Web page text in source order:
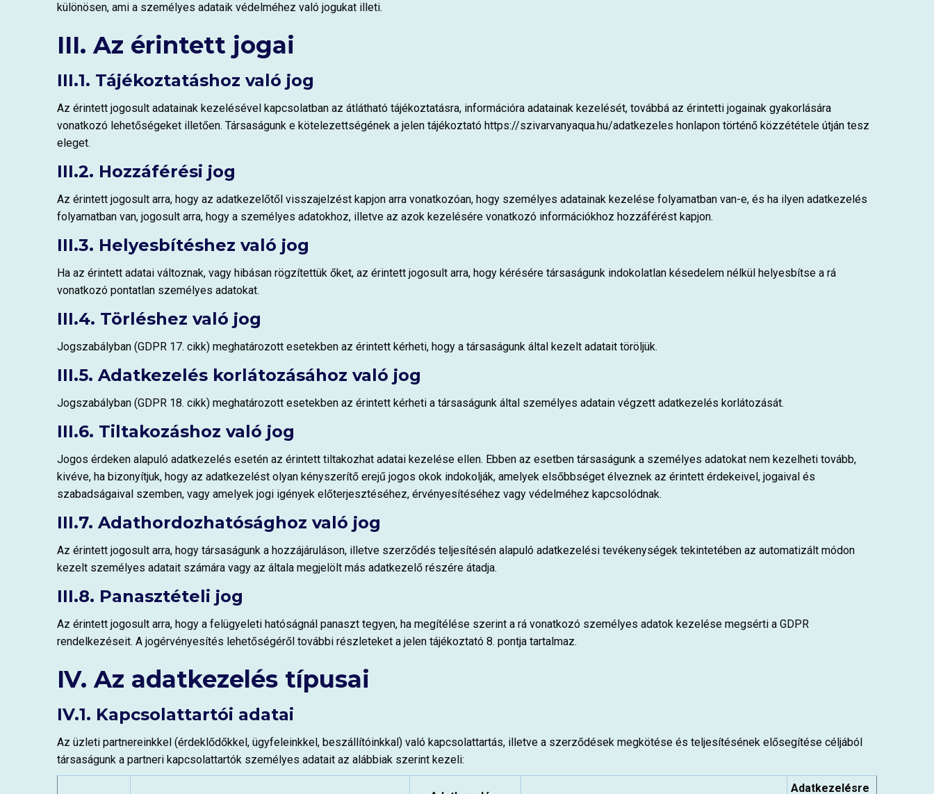
különösen, ami a személyes adataik védelméhez való jogukat illeti.
III. Az érintett jogai
III.1. Tájékoztatáshoz való jog
Az érintett jogosult adatainak kezelésével kapcsolatban az átlátható tájékoztatásra, információra adatainak kezelését, továbbá az érintetti jogainak gyakorlására
vonatkozó lehetőségeket illetően. Társaságunk e kötelezettségének a jelen tájékoztató https://szivarvanyaqua.hu/adatkezeles honlapon történő közzététele útján tesz
eleget.
III.2. Hozzáférési jog
Az érintett jogosult arra, hogy az adatkezelőtől visszajelzést kapjon arra vonatkozóan, hogy személyes adatainak kezelése folyamatban van-e, és ha ilyen adatkezelés
folyamatban van, jogosult arra, hogy a személyes adatokhoz, illetve az azok kezelésére vonatkozó információkhoz hozzáférést kapjon.
III.3. Helyesbítéshez való jog
Ha az érintett adatai változnak, vagy hibásan rögzítettük őket, az érintett jogosult arra, hogy kérésére társaságunk indokolatlan késedelem nélkül helyesbítse a rá
vonatkozó pontatlan személyes adatokat.
III.4. Törléshez való jog
Jogszabályban (GDPR 17. cikk) meghatározott esetekben az érintett kérheti, hogy a társaságunk által kezelt adatait töröljük.
III.5. Adatkezelés korlátozásához való jog
Jogszabályban (GDPR 18. cikk) meghatározott esetekben az érintett kérheti a társaságunk által személyes adatain végzett adatkezelés korlátozását.
III.6. Tiltakozáshoz való jog
Jogos érdeken alapuló adatkezelés esetén az érintett tiltakozhat adatai kezelése ellen. Ebben az esetben társaságunk a személyes adatokat nem kezelheti tovább,
kivéve, ha bizonyítjuk, hogy az adatkezelést olyan kényszerítő erejű jogos okok indokolják, amelyek elsőbbséget élveznek az érintett érdekeivel, jogaival és
szabadságaival szemben, vagy amelyek jogi igények előterjesztéséhez, érvényesítéséhez vagy védelméhez kapcsolódnak.
III.7. Adathordozhatósághoz való jog
Az érintett jogosult arra, hogy társaságunk a hozzájáruláson, illetve szerződés teljesítésén alapuló adatkezelési tevékenységek tekintetében az automatizált módon
kezelt személyes adatait számára vagy az általa megjelölt más adatkezelő részére átadja.
III.8. Panasztételi jog
Az érintett jogosult arra, hogy a felügyeleti hatóságnál panaszt tegyen, ha megítélése szerint a rá vonatkozó személyes adatok kezelése megsérti a GDPR
rendelkezéseit. A jogérvényesítés lehetőségéről további részleteket a jelen tájékoztató 8. pontja tartalmaz.
IV. Az adatkezelés típusai
IV.1. Kapcsolattartói adatai
Az üzleti partnereinkkel (érdeklődőkkel, ügyfeleinkkel, beszállítóinkkal) való kapcsolattartás, illetve a szerződések megkötése és teljesítésének elősegítése céljából
társaságunk a partneri kapcsolattartók személyes adatait az alábbiak szerint kezeli:
Adatkezelésre